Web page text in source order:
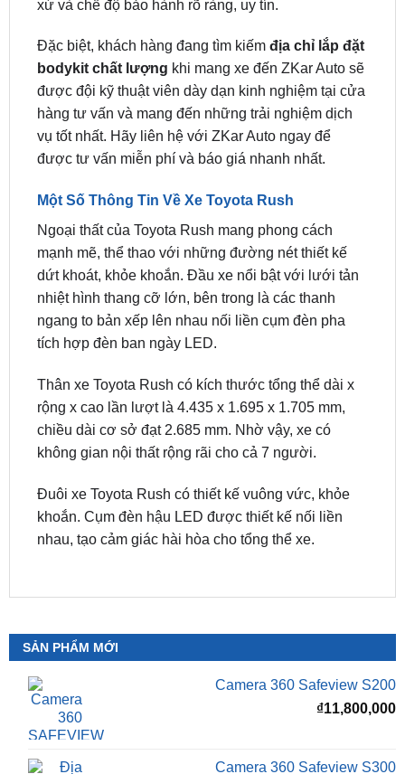
hình chất lượng cho xế cưng. Các sản phẩm sản
nhập khẩu chính hãng, có đầy đủ thông tin về xuất
xứ và chế độ bảo hành rõ ràng, uy tín.
Đặc biệt, khách hàng đang tìm kiếmđịa chỉ lắp đặt
bodykit chất lượng khi mang xe đến ZKar Auto sẽ
được đội kỹ thuật viên dày dạn kinh nghiệm tại cửa
vụ tốt nhất. Hãy liên hệ với ZKar Auto ngay để
được tư vấn miễn phí và báo giá nhanh nhất.
Một Số Thông Tin Về Xe Toyota Rush
Ngoại thất của Toyota Rush mang phong cách
mạnh mẽ, thể thao với những đường nét thiết kế
dứt khoát, khỏe khoắn. Đầu xe nổi bật với lưới tản
ngang to bản xếp lên nhau nối liền cụm đèn pha
tích hợp đèn ban ngày LED.
Thân xe Toyota Rush có kích thước tổng thể dài x
chiều dài cơ sở đạt 2.685 mm. Nhờ vậy, xe có
không gian nội thất rộng rãi cho cả 7 người.
SẢN PHẨM MỚI